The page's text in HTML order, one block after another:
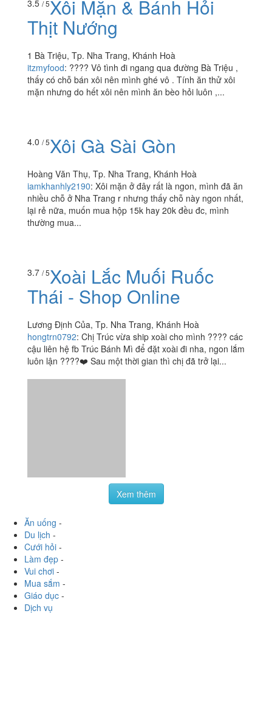
ngồi...
Thịt Nướng
itzmyfood:???? Vô tình đi ngang qua đường Bà Triệu ,
thấy có chỗ bán xôi nên mình ghé vô . Tính ăn thử xôi
mặn nhưng do hết xôi nên mình ăn bèo hỏi luôn ,...
Hoàng Văn Thụ, Tp. Nha Trang, Khánh Hoà
iamkhanhly2190 :Xôi mặn ở đây rất là ngon, mình đã ăn
nhiều chỗ ở Nha Trang r nhưng thấy chỗ này ngon nhất,
lại rẻ nữa, muốn mua hộp 15k hay 20k đều đc, mình
thường mua...
3.7 Xoài Lắc Muối Ruốc
Ăn uống
Du lịch-
Cưới hỏi-
Làm đẹp
Vui chơi-
Mua sắm
Giáo dục